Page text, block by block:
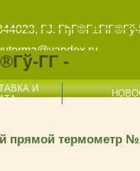
Г­Г -
ГЈ. ГђГ®Г±ГІГ®Гў-
И
прямой термометр